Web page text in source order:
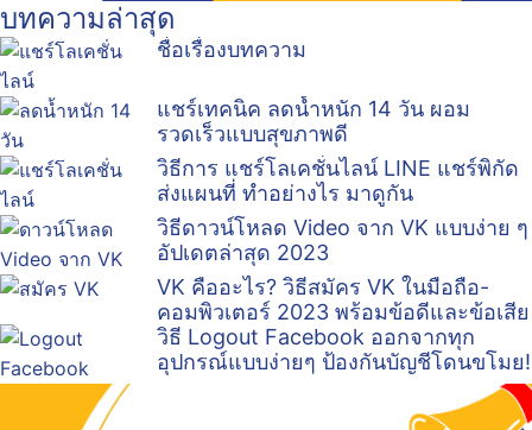
บทความล่าสุด
ชื่อเรื่องบทความ
แชร์เทคนิค ลดน้ำหนัก 14 วัน ผอม
รวดเร็วแบบสุขภาพดี
วิธีการ แชร์โลเคชั่นไลน์ LINE แชร์พิกัด
ส่งแผนที่ ทำอย่างไร มาดูกัน
วิธีดาวน์โหลด Video จาก VK แบบง่าย ๆ
อัปเดตล่าสุด 2023
VK คืออะไร? วิธีสมัคร VK ในมือถือ-
คอมพิวเตอร์ 2023 พร้อมข้อดีและข้อเสีย
วิธี Logout Facebook ออกจากทุก
อุปกรณ์แบบง่ายๆ ป้องกันบัญชีโดนขโมย!